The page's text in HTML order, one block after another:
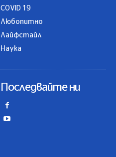
COVID 19
Любопитно
Лайфстайл
Наука
Последвайте ни